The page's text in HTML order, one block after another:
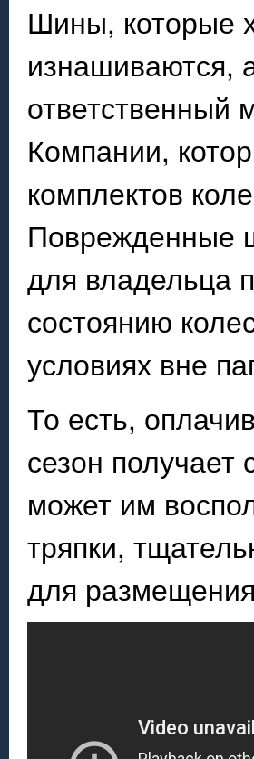
Шины, которые
изнашиваются,
ответственный
Компании,
комплектов
Поврежденные
для владельца
состоянию
условиях вне
То есть,
сезон получает
может им
тряпки,
для